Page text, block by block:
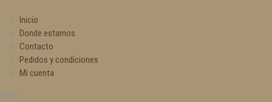
Inicio
Donde estamos
Contacto
Pedidos y condiciones
Mi cuenta
Menu